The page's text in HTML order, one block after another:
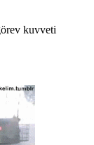
kuvveti